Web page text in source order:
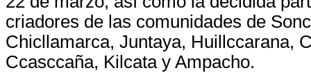
criadores de las comunidades de
Chicllamarca, Juntaya, Huillccarana,
Ccasccaña, Kilcata y Ampacho.